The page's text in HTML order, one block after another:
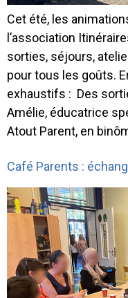
Cet été, les
l’association
sorties, séjours,
pour tous les goûts.
exhaustifs : Des
Amélie, éducatrice
Atout Parent, en
Café Parents :